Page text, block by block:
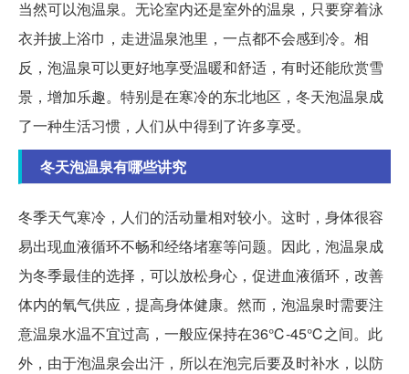
当然可以泡温泉。无论室内还是室外的温泉，只要穿着泳
衣并披上浴巾，走进温泉池里，一点都不会感到冷。相
反，泡温泉可以更好地享受温暖和舒适，有时还能欣赏雪
景，增加乐趣。特别是在寒冷的东北地区，冬天泡温泉成
了一种生活习惯，人们从中得到了许多享受。
冬天泡温泉有哪些讲究
冬季天气寒冷，人们的活动量相对较小。这时，身体很容
易出现血液循环不畅和经络堵塞等问题。因此，泡温泉成
为冬季最佳的选择，可以放松身心，促进血液循环，改善
体内的氧气供应，提高身体健康。然而，泡温泉时需要注
意温泉水温不宜过高，一般应保持在36℃-45℃之间。此
外，由于泡温泉会出汗，所以在泡完后要及时补水，以防